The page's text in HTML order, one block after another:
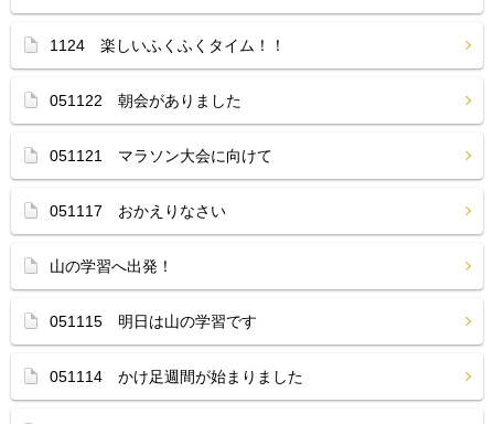
1124 楽しいふくふくタイム！！
051122 朝会がありました
051121 マラソン大会に向けて
051117 おかえりなさい
山の学習へ出発！
051115 明日は山の学習です
051114 かけ足週間が始まりました